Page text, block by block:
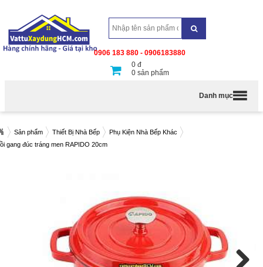
0906 183 880 - 0906183880
0 đ
0 sản phẩm
Danh mục
Sản phẩm Thiết Bị Nhà Bếp
Phụ Kiện Nhà Bếp Khác
gang đúc tráng men RAPIDO 20cm